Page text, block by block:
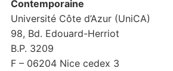
Contemporaine
Université Côte d’Azur (UniCA)
98, Bd. Edouard-Herriot
B.P. 3209
F – 06204 Nice cedex 3